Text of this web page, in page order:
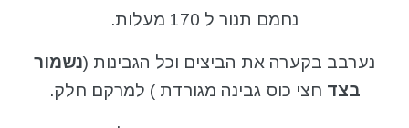
נחמם תנור ל 170 מעלות.
נערבב בקערה את הביצים וכל הגבינות (נשמור
בצד חצי כוס גבינה מגורדת ) למרקם חלק.